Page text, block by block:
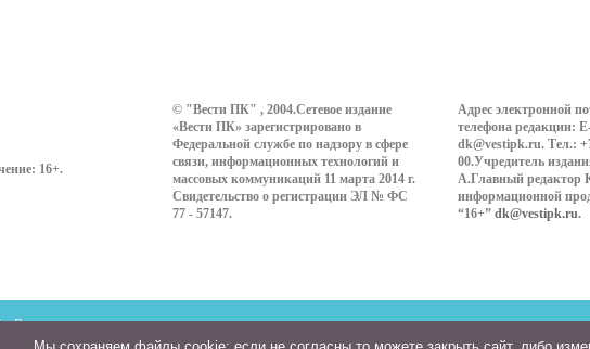
16+.
© "Вести ПК" , 2004.Сетевое издание
«Вести ПК» зарегистрировано в
Федеральной службе по надзору в сфере
связи, информационных технологий и
массовых коммуникаций 11 марта 2014 г.
Свидетельство о регистрации ЭЛ № ФС
77 - 57147.
Адрес электронной
телефона редакции:
dk@vestipk.ru. Тел.:
00.Учредитель
А.Главный редактор
информационной
“16+” dk@vestipk.ru.
Воронеже